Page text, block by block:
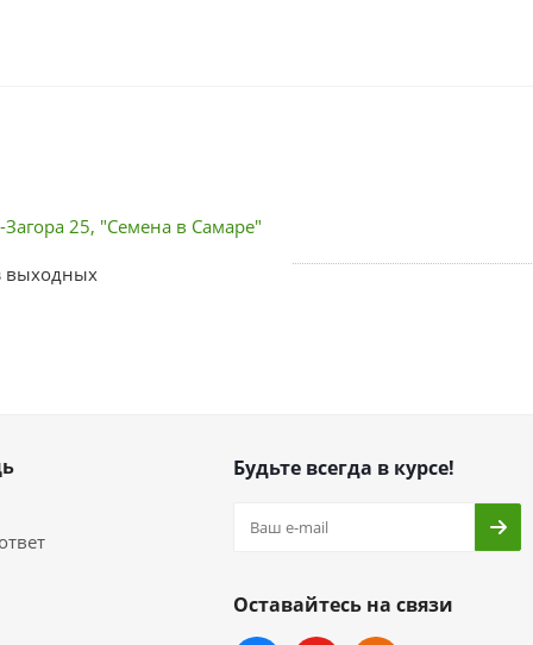
25, "Семена в Самаре"
выходных
Будьте всегда в курсе!
Оставайтесь на связи